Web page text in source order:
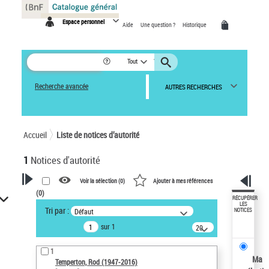
Espace personnel Aide Une question ? Historique
Tout
Recherche avancée AUTRES RECHERCHES
Accueil Liste de notices d’autorité
1 Notices d'autorité
VOTRE RECHERCHE
Recherche avancée dans les
notices d’autorité
Œuvres liées à l'auteur :
Temperton, Rod (1947-2016)
Voir la sélection (0) Ajouter à mes références
(0)
Tri par : Défaut
sur 1
20
résultats/page
1
Temperton, Rod (1947-2016)
RÉCUPÉRER
LES
NOTICES
Ma
Panneau de gestion des cookies